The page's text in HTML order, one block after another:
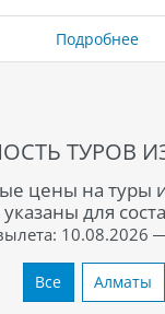
мальдивского
отпуск по
и
безалкогольных
Подробнее
ТУРОВ
цены на туры
для
10.08.2026
Все Алматы